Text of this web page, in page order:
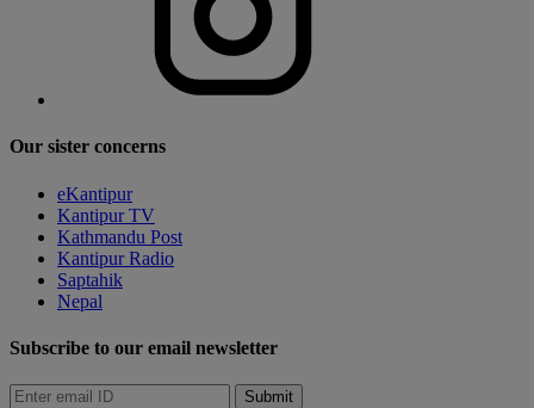
Our sister concerns
eKantipur
Kantipur TV
Kathmandu Post
Kantipur Radio
Saptahik
Nepal
Subscribe to our email newsletter
Submit